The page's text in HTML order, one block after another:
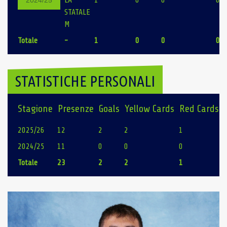
STATALE
M
Totale - 1 0 0 0
STATISTICHE PERSONALI
Stagione Presenze Goals Yellow Cards Red Cards
2025/26 12 2 2 1
2024/25
11 0 0 0
Totale
23 2 2 1